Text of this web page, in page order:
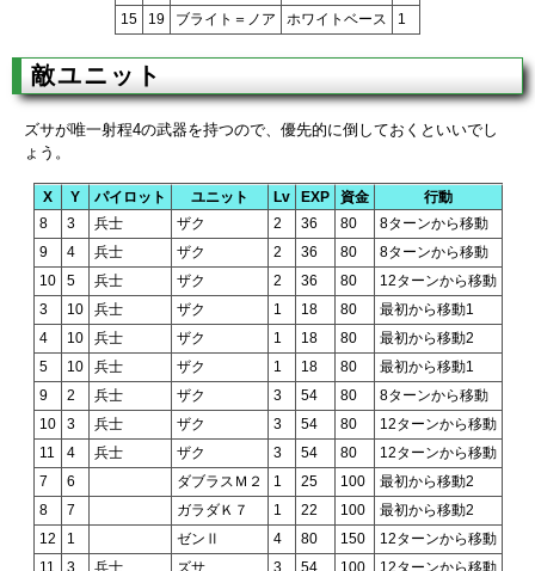
15
19 ブライト＝ノア ホワイトベース 1
敵ユニット
ズサが唯一射程4の武器を持つので、優先的に倒しておくといいでし
ょう。
X Y パイロット ユニット Lv EXP 資金
行動
8
3 兵士 ザク 2 36 80
8ターンから移動
9
4 兵士 ザク 2 36 80
8ターンから移動
10
5 兵士 ザク 2 36 80
12ターンから移動
3
10 兵士 ザク 1 18 80
最初から移動1
4
10 兵士 ザク 1 18 80
最初から移動2
5
10 兵士 ザク 1 18 80
最初から移動1
9
2 兵士 ザク 3 54 80
8ターンから移動
10
3 兵士 ザク 3 54 80
12ターンから移動
11
4 兵士 ザク 3 54 80
12ターンから移動
7
6 ダブラスＭ２ 1 25 100
最初から移動2
8
7 ガラダＫ７ 1 22 100
最初から移動2
12
1 ゼンⅡ 4 80 150
12ターンから移動
11
3 兵士 ズサ 3 54 100 12ターンから移動